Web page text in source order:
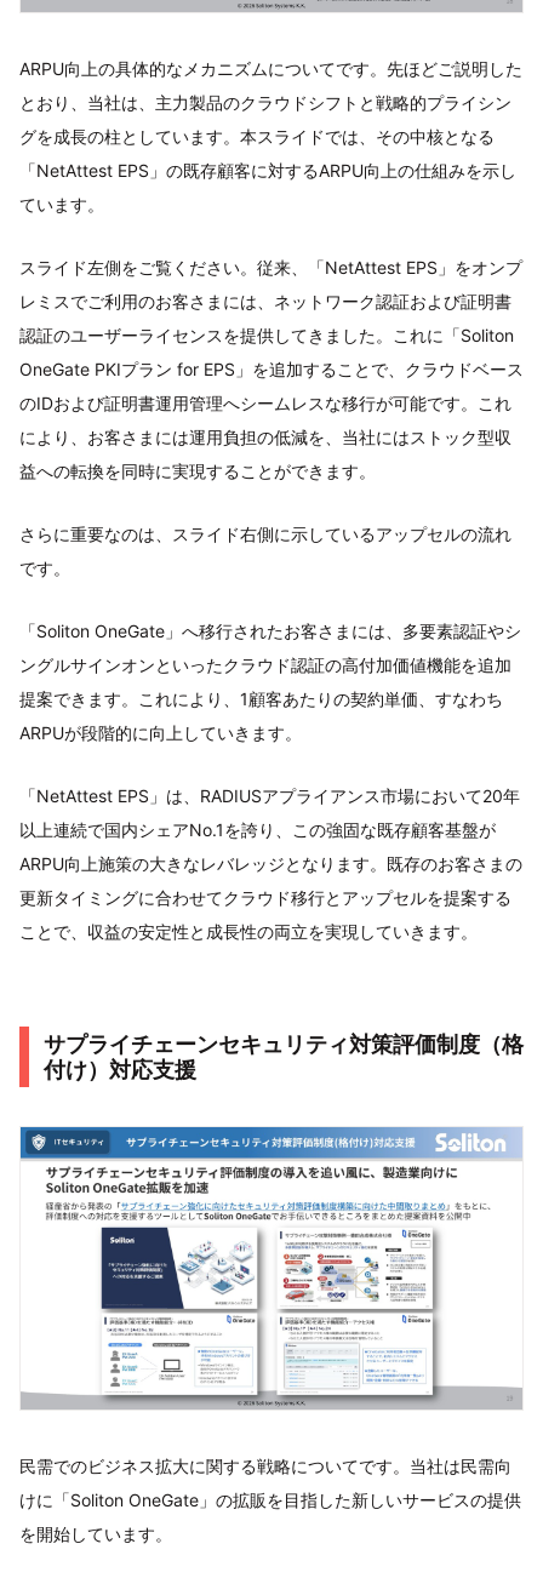
ARPU向上の具体的なメカニズムについてです。先ほどご説明した
とおり、当社は、主力製品のクラウドシフトと戦略的プライシン
グを成長の柱としています。本スライドでは、その中核となる
「NetAttest EPS」の既存顧客に対するARPU向上の仕組みを示し
ています。
スライド左側をご覧ください。従来、「NetAttest EPS」をオンプ
レミスでご利用のお客さまには、ネットワーク認証および証明書
認証のユーザーライセンスを提供してきました。これに「Soliton
OneGate PKIプラン for EPS」を追加することで、クラウドベース
のIDおよび証明書運用管理へシームレスな移行が可能です。これ
により、お客さまには運用負担の低減を、当社にはストック型収
益への転換を同時に実現することができます。
さらに重要なのは、スライド右側に示しているアップセルの流れ
です。
「Soliton OneGate」へ移行されたお客さまには、多要素認証やシ
ングルサインオンといったクラウド認証の高付加価値機能を追加
提案できます。これにより、1顧客あたりの契約単価、すなわち
ARPUが段階的に向上していきます。
「NetAttest EPS」は、RADIUSアプライアンス市場において20年
以上連続で国内シェアNo.1を誇り、この強固な既存顧客基盤が
ARPU向上施策の大きなレバレッジとなります。既存のお客さまの
更新タイミングに合わせてクラウド移行とアップセルを提案する
ことで、収益の安定性と成長性の両立を実現していきます。
サプライチェーンセキュリティ対策評価制度（格
付け）対応支援
民需でのビジネス拡大に関する戦略についてです。当社は民需向
けに「Soliton OneGate」の拡販を目指した新しいサービスの提供
を開始しています。